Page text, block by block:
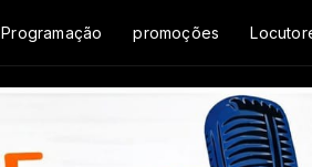
Programação promoções